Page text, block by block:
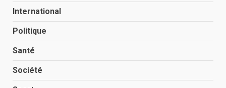
International
Politique
Santé
Société